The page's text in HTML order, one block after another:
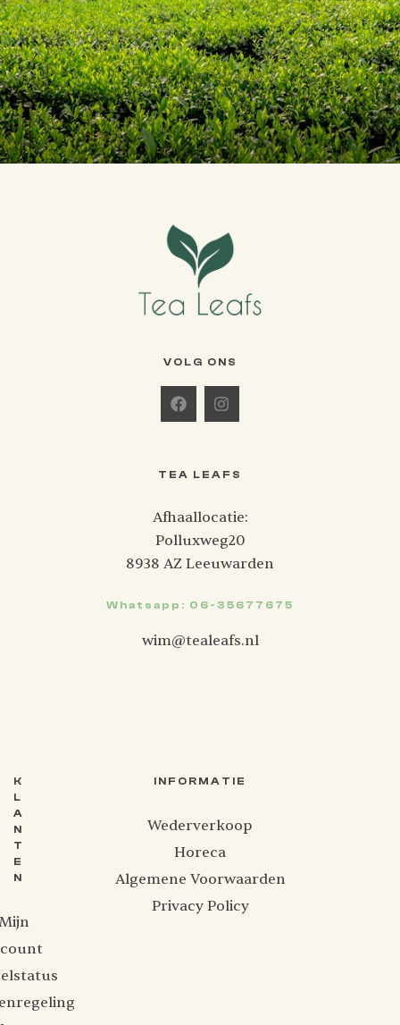
VOLG ONS
K
L
A
N
T
E
N
INFORMATIE
Wederverkoop
Horeca
Algemene Voorwaarden
Privacy Policy
TEA LEAFS
Afhaallocatie:
Polluxweg20
8938 AZ Leeuwarden
Whatsapp: 06-35677675
wim@tealeafs.nl